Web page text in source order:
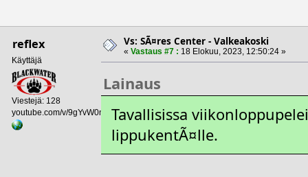
reflex
Käyttäjä
Viestejä: 128
youtube.com/v/9gYvW0nwkwM
Vs: SÃ¤res Center - Valkeakoski
« Vastaus #7 : 18 Elokuu, 2023, 12:50:24 »
Lainaus
Tavallisissa
lippukentÃ¤lle.